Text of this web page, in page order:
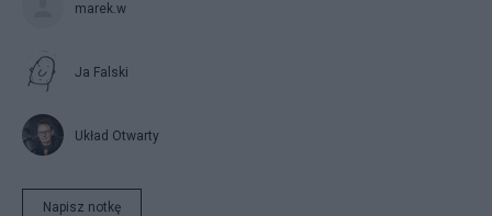
marek.w
Ja Falski
Układ Otwarty
Napisz notkę